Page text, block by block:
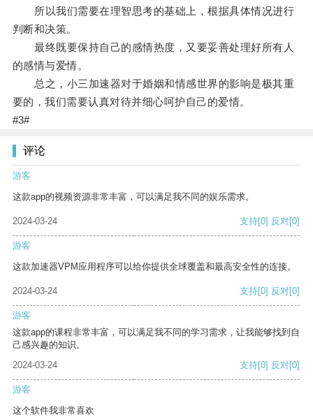
所以我们需要在理智思考的基础上，根据具体情况进行
判断和决策。
最终既要保持自己的感情热度，又要妥善处理好所有人
的感情与爱情。
总之，小三加速器对于婚姻和情感世界的影响是极其重
要的，我们需要认真对待并细心呵护自己的爱情。
#3#
评论
游客
这款app的视频资源非常丰富，可以满足我不同的娱乐需求。
2024-03-24 支持[0] 反对[0]
游客
这款加速器VPM应用程序可以给你提供全球覆盖和最高安全性的连接。
2024-03-24 支持[0] 反对[0]
游客
这款app的课程非常丰富，可以满足我不同的学习需求，让我能够找到自
己感兴趣的知识。
2024-03-24
支持[0] 反对[0]
游客
这个软件我非常喜欢